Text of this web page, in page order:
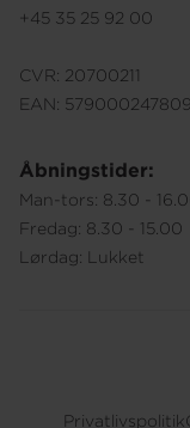
+45 35 25 92 00
CVR: 20700211
EAN:
Åbningstider:
Man-tors: 8.30 -
Fredag: 8.30 - 15.00
Lørdag: Lukket
Privatlivspolitik